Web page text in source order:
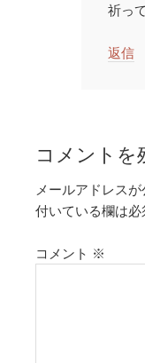
祈っ
返信
コメントを
メールアドレスが
付いている欄は
コメント ※